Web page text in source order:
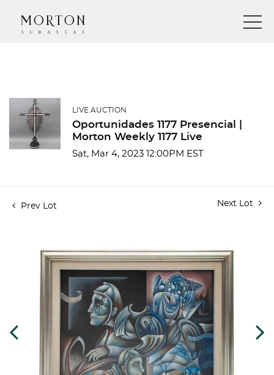
LIVE AUCTION
Oportunidades 1177 Presencial |
Morton Weekly 1177 Live
Sat, Mar 4, 2023 12:00PM EST
Prev Lot Next Lot